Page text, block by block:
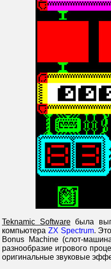
Teknamic Softwareбыла
компьютера ZX Spectrum.
Bonus Machine (слот-
разнообразие игрового
оригинальные звуковые